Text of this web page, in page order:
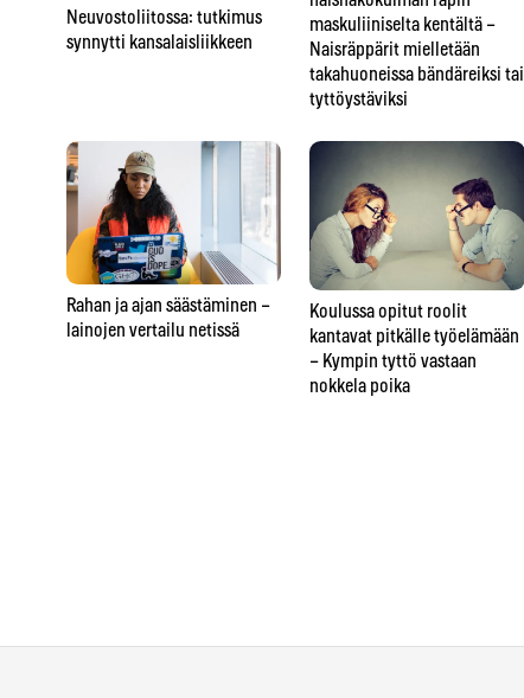
Neuvostoliitossa: tutkimus
synnytti kansalaisliikkeen
Rahan ja ajan säästäminen –
lainojen vertailu netissä
maskuliiniselta kentältä –
Naisräppärit mielletään
takahuoneissa bändäreiksi tai
tyttöystäviksi
Koulussa opitut roolit
kantavat pitkälle työelämään
– Kympin tyttö vastaan
nokkela poika